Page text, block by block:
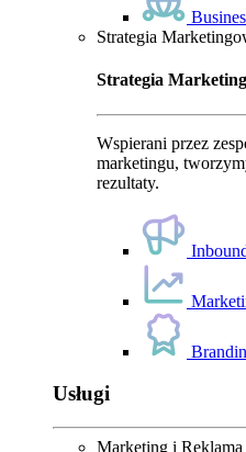
Strategia
Strategia
Wspierani przez
marketingu,
rezultaty.
Usługi
Marketing i Reklama